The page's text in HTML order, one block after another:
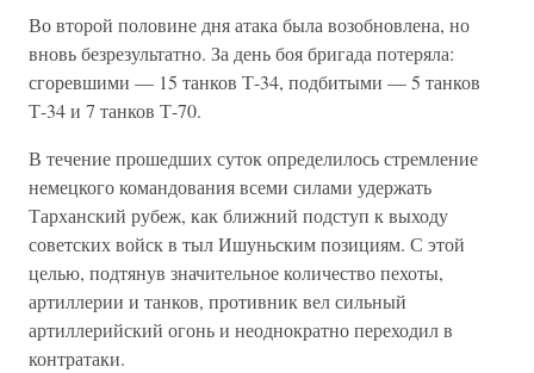
Во второй половине дня атака была возобновлена, но
вновь безрезультатно. За день боя бригада потеряла:
сгоревшими — 15 танков Т-34, подбитыми — 5 танков
Т-34 и 7 танков Т-70.
В течение прошедших суток определилось стремление
немецкого командования всеми силами удержать
Тарханский рубеж, как ближний подступ к выходу
советских войск в тыл Ишуньским позициям. С этой
целью, подтянув значительное количество пехоты,
артиллерии и танков, противник вел сильный
артиллерийский огонь и неоднократно переходил в
контратаки.